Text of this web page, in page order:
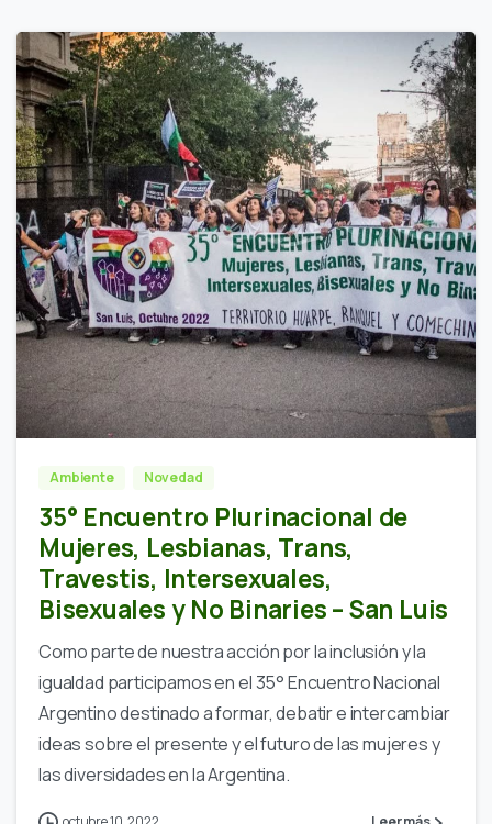
Ambiente Novedad
35° Encuentro Plurinacional de
Mujeres, Lesbianas, Trans,
Travestis, Intersexuales,
Bisexuales y No Binaries – San Luis
Como parte de nuestra acción por la inclusión y la
igualdad participamos en el 35° Encuentro Nacional
Argentino destinado a formar, debatir e intercambiar
ideas sobre el presente y el futuro de las mujeres y
las diversidades en la Argentina.